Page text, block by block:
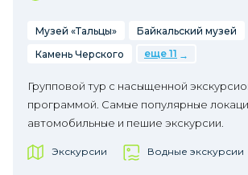
Музей «Тальцы»
Байкальский музей
Камень Черского
еще 11
Групповой тур с насыщенной
программой. Самые популярные
автомобильные и пешие экскурсии.
Экскурсии Водные экскурсии